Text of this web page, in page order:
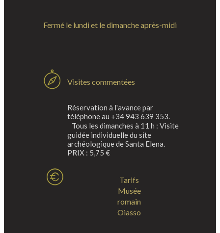
Fermé le lundi et le dimanche après-midi
Visites commentées
Réservation à l'avance par
téléphone au +34 943 639 353.
Tous les dimanches à 11 h : Visite
guidée individuelle du site
archéologique de Santa Elena.
PRIX : 5,75 €
Tarifs
Musée
romain
Oiasso